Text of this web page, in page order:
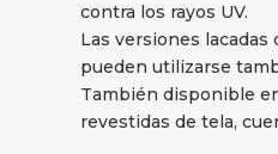
contra los rayos UV.
Las versiones
pueden utilizarse
También disponible
revestidas de tela,